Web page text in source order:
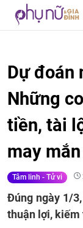
Dự đoán
Những
tiền, tài
may
Tâm linh - Tử vi
Đúng ngày 1/
thuận lợi, kiếm